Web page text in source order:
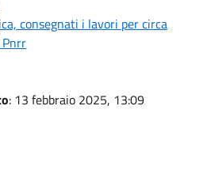
consegnati i lavori per circa
: 13 febbraio 2025, 13:09